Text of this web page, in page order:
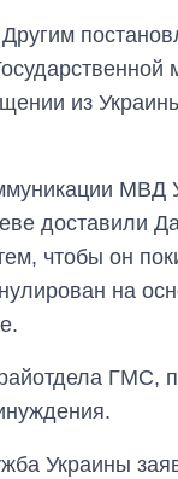
Другим
из
МВД
доставили
чтобы он
на
ГМС,
Украины